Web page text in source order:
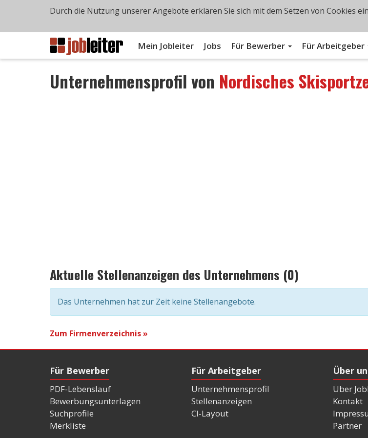
Mein Jobleiter Jobs Für Bewerber Für Arbeitgeber
Unternehmensprofil von Nordisches
Aktuelle Stellenanzeigen des Unternehmens (0)
Das Unternehmen hat zur Zeit keine Stellenangebote.
Zum Firmenverzeichnis »
Für Bewerber
PDF-Lebenslauf
Bewerbungsunterlagen
Suchprofile
Merkliste
Für Arbeitgeber
Unternehmensprofil
Stellenanzeigen
CI-Layout
Über
Über
Kontakt
Partner
Durch die Nutzung unserer Angebote erklären Sie sich mit dem Setzen von Cookies